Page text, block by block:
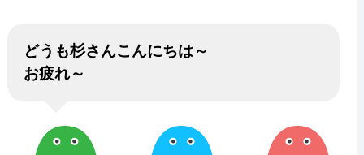
どうも杉さんこんにちは～
お疲れ～